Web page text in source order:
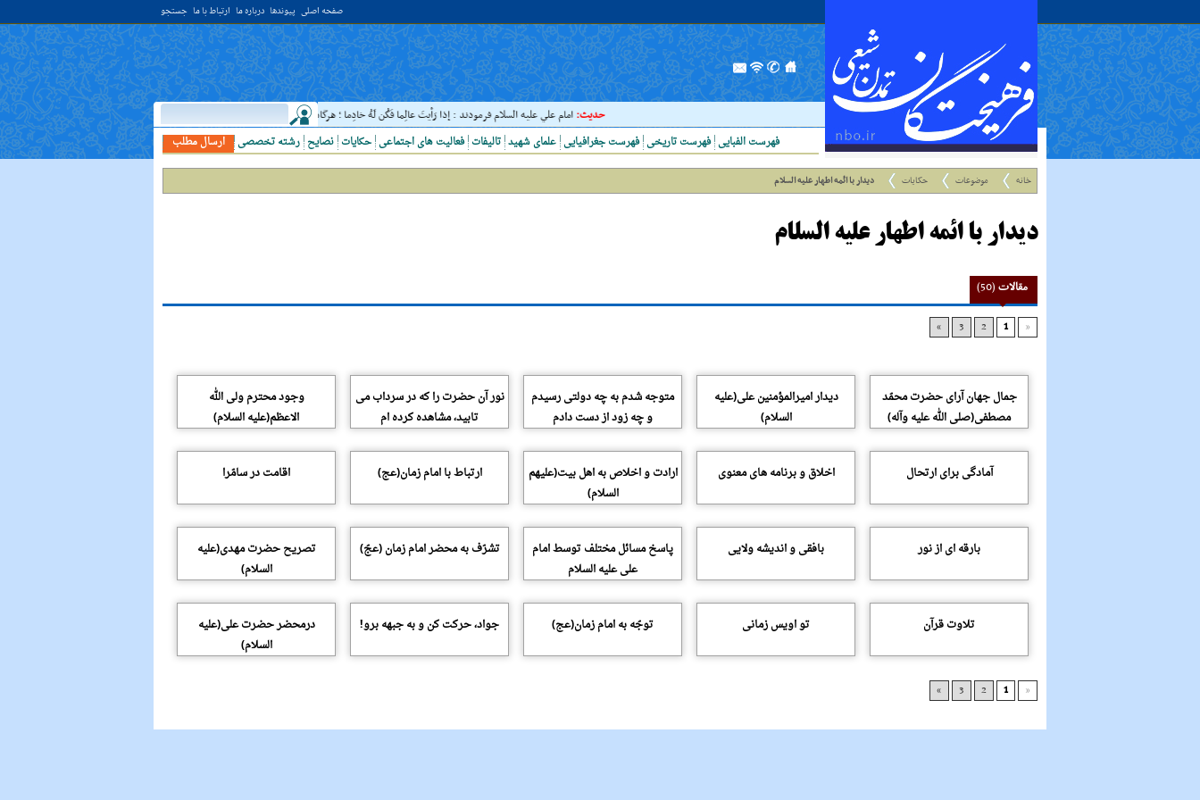
صفحه اصلی پیوندها درباره ما ارتباط با ما جستجو
حدیث:امام علي عليه السلام فرمودند : إذا رَأيتَ عالِما فَکُن لَهُ خادِما ؛ هرگاه دانشمندى ديدى، به او خدمت کن. ( غررالحکم ح ۴۰۴۴ ) حدیث:
ارسال مطلب
رشته تخصصی نصایح حکایات فعالیت های اجتماعی تالیفات علمای شهید فهرست جغرافیایی فهرست تاریخی فهرست الفبایی
خانه موضوعات حکایات دیدار با ائمه اطهار علیه السلام
دیدار با ائمه اطهار علیه السلام
مقالات(50)
«
1
2
3
»
جمال جهان آراى حضرت محمّد
مصطفى(صلى الله علیه وآله)
دیدار امیرالمؤمنین على(علیه
السلام)
متوجه شدم به چه دولتى رسیدم
و چه زود از دست دادم
نور آن حضرت را که در سرداب مى
تابید، مشاهده کرده ام
وجود محترم ولى الله
الاعظم(علیه السلام)
آمادگى براى ارتحال اخلاق و برنامه هاى معنوى
ارادت و اخلاص به اهل بیت(علیهم
السلام)
ارتباط با امام زمان(عج) اقامت در سامّرا
بارقه اى از نور بافقى و اندیشه ولایى
پاسخ مسائل مختلف توسط امام
علی علیه السلام
تشرّف به محضر امام زمان (عجّ)
تصریح حضرت مهدى(علیه
السلام)
تلاوت قرآن تو اویس زمانى توجّه به امام زمان(عج) جواد، حرکت کن و به جبهه برو!
درمحضر حضرت على(علیه
السلام)
«
1
2
3
»